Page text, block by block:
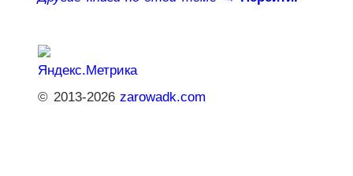
© 2013-2026zarowadk.com